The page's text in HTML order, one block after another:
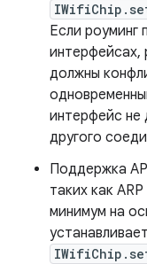
Если роуминг
интерфейсах,
должны
интерфейс не
другого
Поддержка
таких как
минимум на